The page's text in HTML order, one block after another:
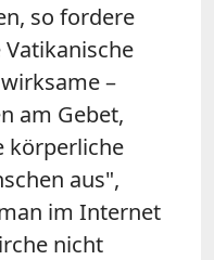
so fordere
–
am Gebet,
körperliche
aus",
im Internet
nicht